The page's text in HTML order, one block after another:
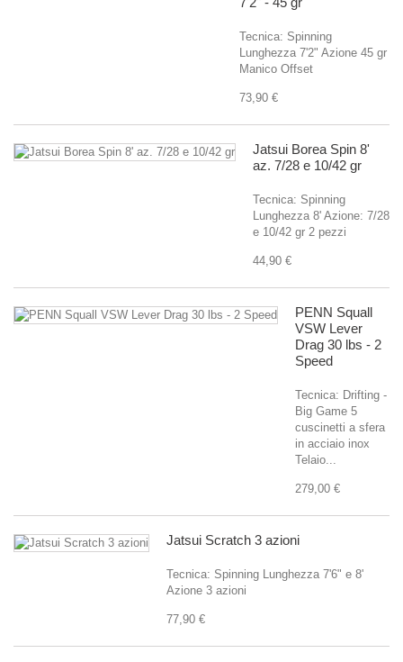
Tecnica: Spinning
Lunghezza 7'2" Azione 45 gr
Manico Offset
73,90 €
Jatsui Borea Spin 8'
az. 7/28 e 10/42 gr
Tecnica: Spinning
Lunghezza 8' Azione: 7/28
e 10/42 gr 2 pezzi
44,90 €
PENN Squall
VSW Lever
Drag 30 lbs - 2
Speed
Tecnica: Drifting -
Big Game 5
cuscinetti a sfera
in acciaio inox
Telaio...
279,00 €
Jatsui Scratch 3 azioni
Tecnica: Spinning Lunghezza 7'6" e 8'
Azione 3 azioni
77,90 €